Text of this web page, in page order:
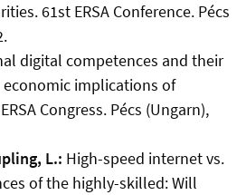
. 61st ERSA Conference. Pécs
digital competences and their
implications of
Congress. Pécs (Ungarn),
L.: High-speed internet vs.
of the highly-skilled: Will